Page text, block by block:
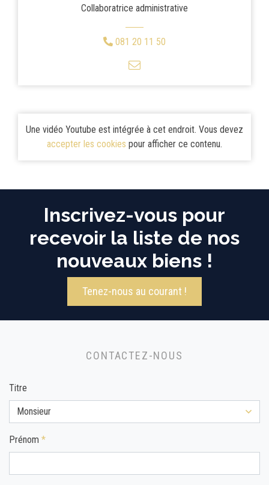
Collaboratrice administrative
081 20 11 50
Une vidéo Youtube est intégrée à cet endroit. Vous devez
accepter les cookies pour afficher ce contenu.
Inscrivez-vous pour
recevoir la liste de nos
nouveaux biens !
Tenez-nous au courant !
CONTACTEZ-NOUS
Titre
Monsieur
Prénom *